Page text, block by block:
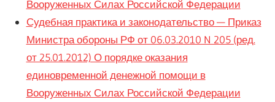
Вооруженных Силах Российской Федерации
Судебная практика и законодательство — Приказ
Министра обороны РФ от 06.03.2010 N 205 (ред.
от 25.01.2012) О порядке оказания
единовременной денежной помощи в
Вооруженных Силах Российской Федерации